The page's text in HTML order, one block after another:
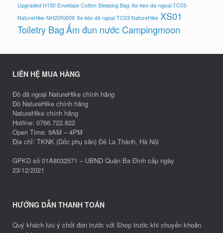
Upgraded H150 Envelope Cotton Sleeping Bag Xe-keo-da-ngoai-TC03-
NatureHike-NH20PJ009 Xe kéo dã ngoại TC03 NatureHike XS01
Toiletry BagẤm đun nước Campingmoon
LIÊN HỆ MUA HÀNG
Đồ dã ngoại NatureHike chính hãng
Đồ NatureHike chính hãng
NatureHike chính hãng
Hotline: 0766.722.822
Open Time: 9AM – 4PM
Địa chỉ: TKNK (Dốc phụ sản) Đê La Thành, Hà Nội
GPKD số 01A8032571 – UBND Quận Ba Đình cấp ngày
23/12/2021
HƯỚNG DẪN THANH TOÁN
Quý khách lưu ý chốt đơn trước với Shop trước khi chuyển khoản